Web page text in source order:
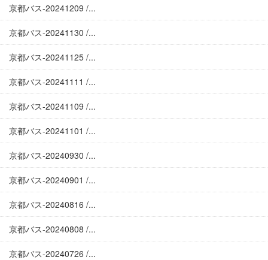
京都バス-20241209 /...
京都バス-20241130 /...
京都バス-20241125 /...
京都バス-20241111 /...
京都バス-20241109 /...
京都バス-20241101 /...
京都バス-20240930 /...
京都バス-20240901 /...
京都バス-20240816 /...
京都バス-20240808 /...
京都バス-20240726 /...